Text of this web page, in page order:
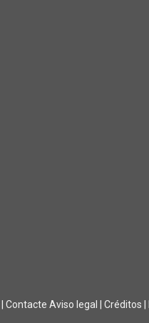
Contacte Aviso legal Créditos